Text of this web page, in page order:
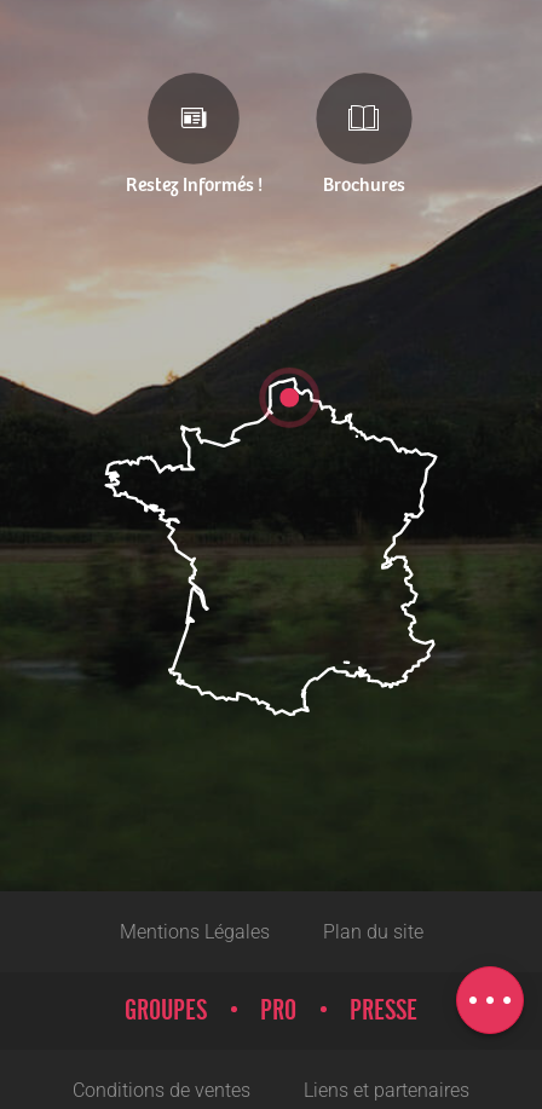
Horaires
Restez Informés ! Brochures
Mentions Légales Plan du site
GROUPES PRO PRESSE
Conditions de ventes Liens et partenaires